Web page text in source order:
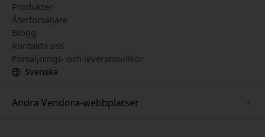
Produkter
Återförsäljare
Blogg
Kontakta oss
Försäljnings- och leveransvillkor
Svenska
Andra Vendora-webbplatser